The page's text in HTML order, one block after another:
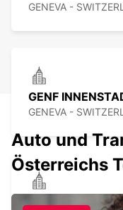
GENEVA -
GENF
GENEVA -
THONON-LES-
Auto und
Österreichs